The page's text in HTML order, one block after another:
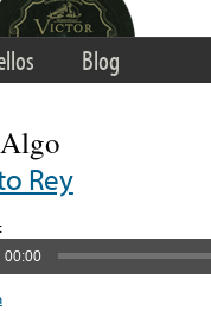
Blog
Rey
00:00